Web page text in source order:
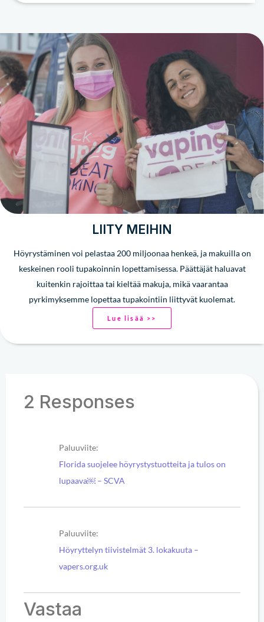
LIITY MEIHIN
Höyrystäminen voi pelastaa 200 miljoonaa henkeä, ja makuilla on
keskeinen rooli tupakoinnin lopettamisessa. Päättäjät haluavat
kuitenkin rajoittaa tai kieltää makuja, mikä vaarantaa
pyrkimyksemme lopettaa tupakointiin liittyvät kuolemat.
Lue lisää >>
2 Responses
Paluuviite:
Florida suojelee höyrystystuotteita ja tulos on
lupaava￼ – SCVA
Paluuviite:
Höyryttelyn tiivistelmät 3. lokakuuta –
vapers.org.uk
Vastaa